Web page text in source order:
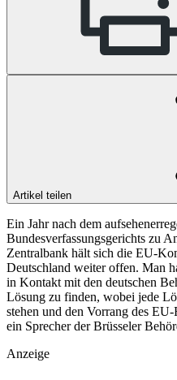
Artikel teilen
Ein Jahr nach dem
Bundesverfassungsgerichts zu
Zentralbank hält sich die EU-
Deutschland weiter offen. Man
in Kontakt mit den deutschen
Lösung zu finden, wobei jede
stehen und den Vorrang des
ein Sprecher der Brüsseler
Anzeige